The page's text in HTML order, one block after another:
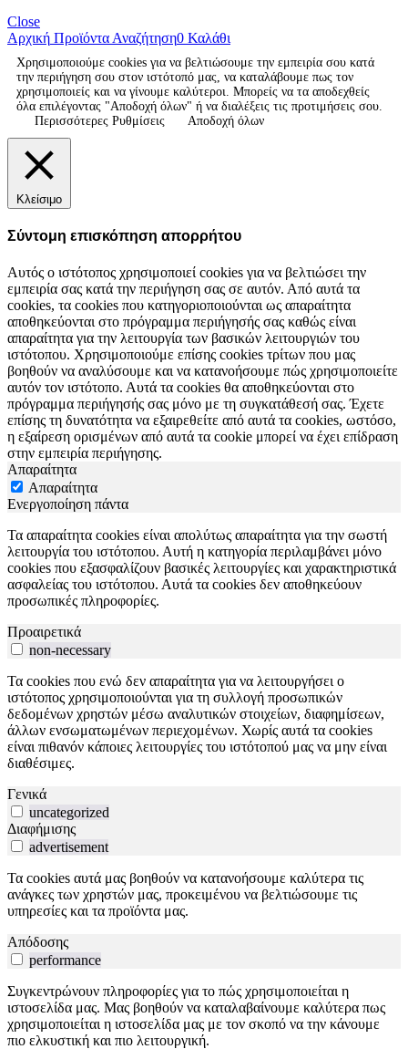
Close
Αρχική Προϊόντα Αναζήτηση0 Καλάθι
Χρησιμοποιούμε cookies για να βελτιώσουμε την εμπειρία σου κατά
την περιήγηση σου στον ιστότοπό μας, να καταλάβουμε πως τον
χρησιμοποιείς και να γίνουμε καλύτεροι. Μπορείς να τα αποδεχθείς
όλα επιλέγοντας "Αποδοχή όλων" ή να διαλέξεις τις προτιμήσεις σου.
Περισσότερες Ρυθμίσεις
Αποδοχή όλων
Κλείσιμο
Σύντομη επισκόπηση απορρήτου
Αυτός ο ιστότοπος χρησιμοποιεί cookies για να βελτιώσει την
εμπειρία σας κατά την περιήγηση σας σε αυτόν. Από αυτά τα
cookies, τα cookies που κατηγοριοποιούνται ως απαραίτητα
αποθηκεύονται στο πρόγραμμα περιήγησής σας καθώς είναι
απαραίτητα για την λειτουργία των βασικών λειτουργιών του
ιστότοπου. Χρησιμοποιούμε επίσης cookies τρίτων που μας
βοηθούν να αναλύσουμε και να κατανοήσουμε πώς χρησιμοποιείτε
αυτόν τον ιστότοπο. Αυτά τα cookies θα αποθηκεύονται στο
πρόγραμμα περιήγησής σας μόνο με τη συγκατάθεσή σας. Έχετε
επίσης τη δυνατότητα να εξαιρεθείτε από αυτά τα cookies, ωστόσο,
η εξαίρεση ορισμένων από αυτά τα cookie μπορεί να έχει επίδραση
στην εμπειρία περιήγησης.
Απαραίτητα
Απαραίτητα
Ενεργοποίηση πάντα
Τα απαραίτητα cookies είναι απολύτως απαραίτητα για την σωστή
λειτουργία του ιστότοπου. Αυτή η κατηγορία περιλαμβάνει μόνο
cookies που εξασφαλίζουν βασικές λειτουργίες και χαρακτηριστικά
ασφαλείας του ιστότοπου. Αυτά τα cookies δεν αποθηκεύουν
προσωπικές πληροφορίες.
Προαιρετικά
non-necessary
Τα cookies που ενώ δεν απαραίτητα για να λειτουργήσει ο
ιστότοπος χρησιμοποιούνται για τη συλλογή προσωπικών
δεδομένων χρηστών μέσω αναλυτικών στοιχείων, διαφημίσεων,
άλλων ενσωματωμένων περιεχομένων. Χωρίς αυτά τα cookies
είναι πιθανόν κάποιες λειτουργίες του ιστότοπού μας να μην είναι
διαθέσιμες.
Γενικά
uncategorized
Διαφήμισης
advertisement
Τα cookies αυτά μας βοηθούν να κατανοήσουμε καλύτερα τις
ανάγκες των χρηστών μας, προκειμένου να βελτιώσουμε τις
υπηρεσίες και τα προϊόντα μας.
Απόδοσης
performance
Συγκεντρώνουν πληροφορίες για το πώς χρησιμοποιείται η
ιστοσελίδα μας. Μας βοηθούν να καταλαβαίνουμε καλύτερα πως
χρησιμοποιείται η ιστοσελίδα μας με τον σκοπό να την κάνουμε
πιο ελκυστική και πιο λειτουργική.